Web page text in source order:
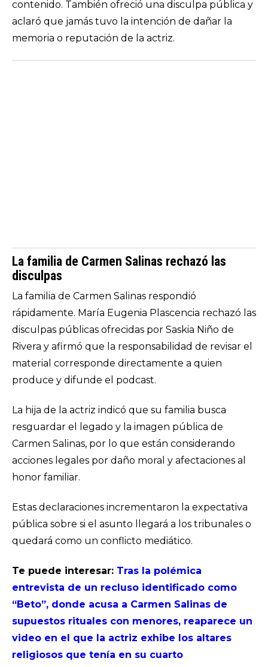
contenido. También ofreció una disculpa pública y
aclaró que jamás tuvo la intención de dañar la
memoria o reputación de la actriz.
La familia de Carmen Salinas rechazó las
disculpas
La familia de Carmen Salinas respondió
rápidamente. María Eugenia Plascencia rechazó las
disculpas públicas ofrecidas por Saskia Niño de
Rivera y afirmó que la responsabilidad de revisar el
material corresponde directamente a quien
produce y difunde el podcast.
La hija de la actriz indicó que su familia busca
resguardar el legado y la imagen pública de
Carmen Salinas, por lo que están considerando
acciones legales por daño moral y afectaciones al
honor familiar.
Estas declaraciones incrementaron la expectativa
pública sobre si el asunto llegará a los tribunales o
quedará como un conflicto mediático.
Te puede interesar: Tras la polémica
entrevista de un recluso identificado como
“Beto”, donde acusa a Carmen Salinas de
supuestos rituales con menores, reaparece un
video en el que la actriz exhibe los altares
religiosos que tenía en su cuarto